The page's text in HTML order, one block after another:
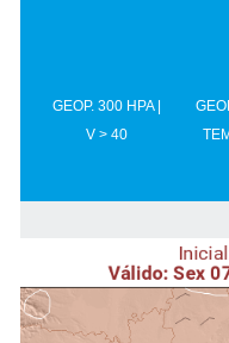
GEOP. 300 HPA |
V > 40